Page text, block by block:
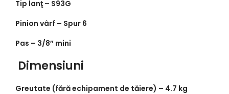
Tip lanţ – S93G
Pinion vârf – Spur 6
Pas – 3/8″ mini
Dimensiuni
Greutate (fără echipament de tăiere) – 4.7 kg